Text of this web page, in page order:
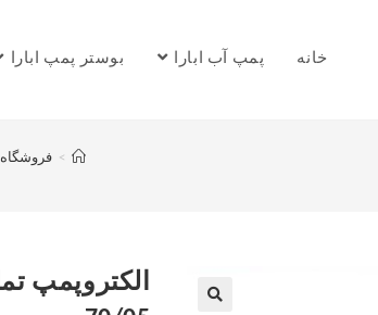
خانه پمپ آب ابارا بوستر پمپ ابارا
> فروشگاه